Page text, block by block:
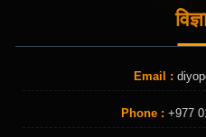
Email :
Phone : +977